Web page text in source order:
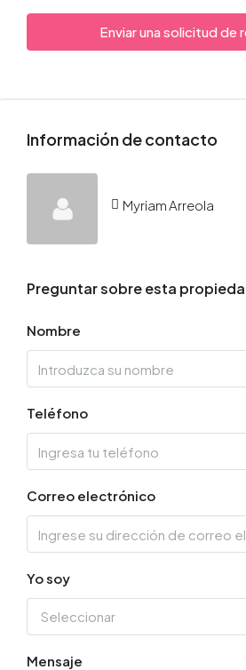
Enviar una solicitud de
Información de contacto
Myriam Arreola
Preguntar sobre esta
Nombre
Teléfono
Correo electrónico
Yo soy
Seleccionar
Mensaje